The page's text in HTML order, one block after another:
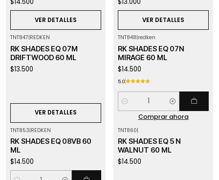
$14.500
VER DETALLES
$13.000
VER DETALLES
TNT847|REDKEN
RK SHADES EQ 07M
DRIFTWOOD 60 ML
$13.500
VER DETALLES
TNT848|redken
RK SHADES EQ 07N
MIRAGE 60 ML
$14.500
5.0
Cantidad
Comprar ahora
TNT853|REDKEN
RK SHADES EQ 08VB 60
ML
$14.500
TNT860|
RK SHADES EQ 5 N
WALNUT 60 ML
$14.500